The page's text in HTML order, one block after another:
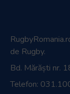
de Rugby.
Bd. Mărăști nr.
Telefon: